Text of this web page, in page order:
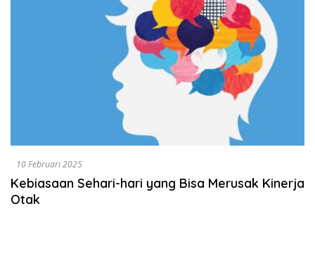
10 Februari 2025
Kebiasaan Sehari-hari yang Bisa Merusak Kinerja
Otak